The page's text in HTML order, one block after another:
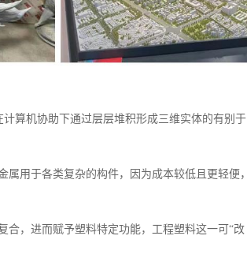
算机协助下通过层层堆积形成三维实体的有别于
用于各类复杂的构件，因为成本较低且更轻便，
合，进而赋予塑料特定功能，工程塑料这一可“改